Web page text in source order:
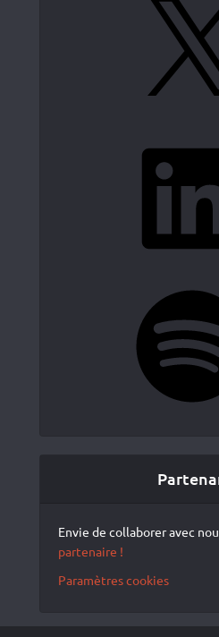
Envie de collaborer avec
partenaire !
Paramètres cookies